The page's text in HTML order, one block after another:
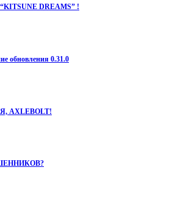
DREAMS” !
обновления 0.31.0
AXLEBOLT!